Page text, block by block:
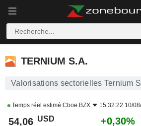
TERNIUM S.A.
TERNIUM S.A.
Valorisations sectorielles Ternium
Temps réel estimé Cboe BZX 15:32:22 10/
54,06 USD +0,30%